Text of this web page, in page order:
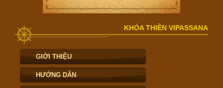
KHÓA THIỀN VIPASSANA
GIỚI THIỆU
HƯỚNG DẪN